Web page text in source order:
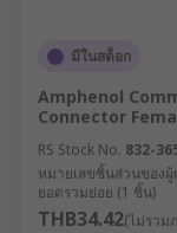
มีในสต็อก
Amphenol
Connector
RS Stock No. 832-
หมายเลขชิ้นส่วนของ
ยอดรวมย่อย (1 ชิ้น)
THB34.42(ไม่รวม